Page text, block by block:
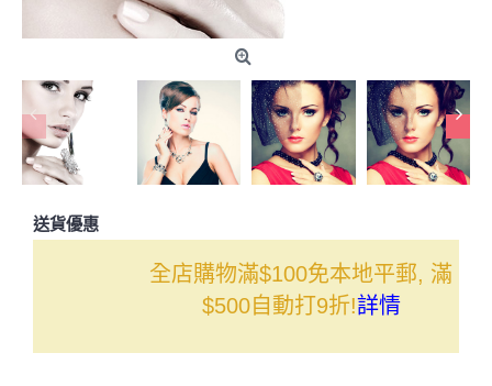
送貨優惠
全店購物滿$100免本地平郵, 滿
$500自動打9折!詳情